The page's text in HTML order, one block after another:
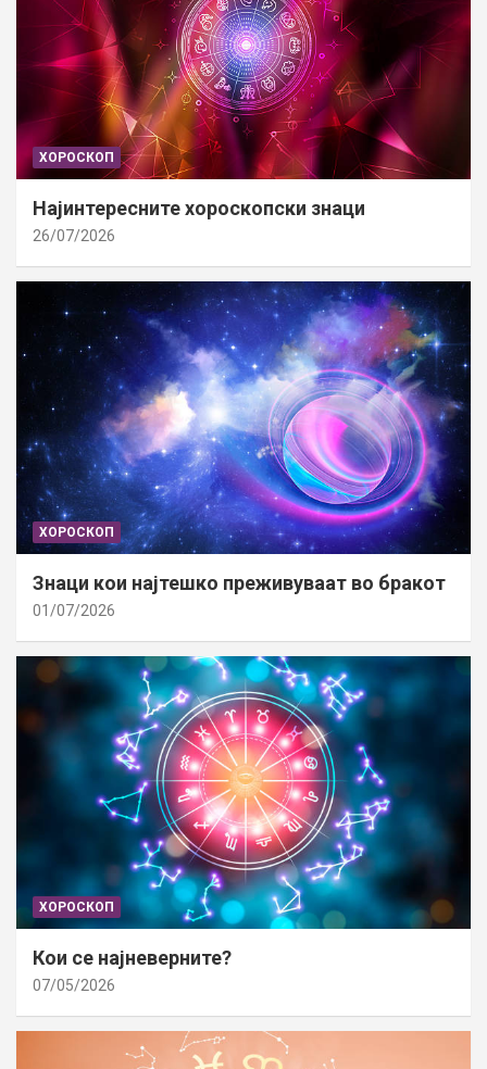
ХОРОСКОП
Најинтересните хороскопски знаци
26/07/2026
ХОРОСКОП
Знаци кои најтешко преживуваат во бракот
01/07/2026
ХОРОСКОП
Кои се најневерните?
07/05/2026